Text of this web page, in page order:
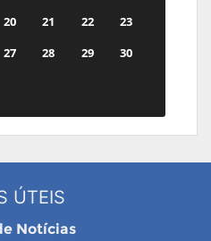
20 21 22
23
27 28 29
30
ÚTEIS
Notícias